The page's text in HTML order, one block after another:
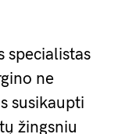
specialistas
ne
susikaupti
žingsniu